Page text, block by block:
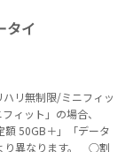
タイ
リ無制限/ミニフィッ
ィット」の場合、
50GB＋」「データ
り異なります。 ○割